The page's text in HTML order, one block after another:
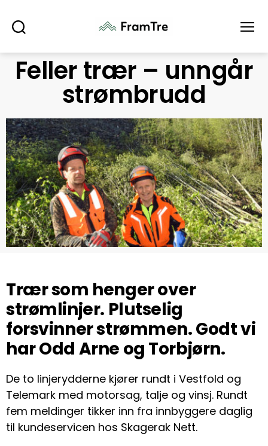
Feller trær – unngår
strømbrudd
Trær som henger over
strømlinjer. Plutselig
forsvinner strømmen. Godt vi
har Odd Arne og Torbjørn.
De to linjerydderne kjører rundt i Vestfold og
Telemark med motorsag, talje og vinsj. Rundt
fem meldinger tikker inn fra innbyggere daglig
til kundeservicen hos Skagerak Nett.